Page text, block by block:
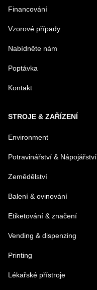
Financování
Vzorové případy
Nabídněte nám
Poptávka
Kontakt
STROJE & ZAŘÍZENÍ
Environment
Potravinářství & Nápojářství
Zemědělství
Balení & ovinování
Etiketování & značení
Vending & dispenzing
Printing
Lékařské přístroje